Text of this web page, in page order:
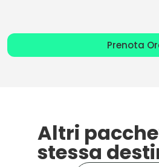
Prenota
Altri
stessa